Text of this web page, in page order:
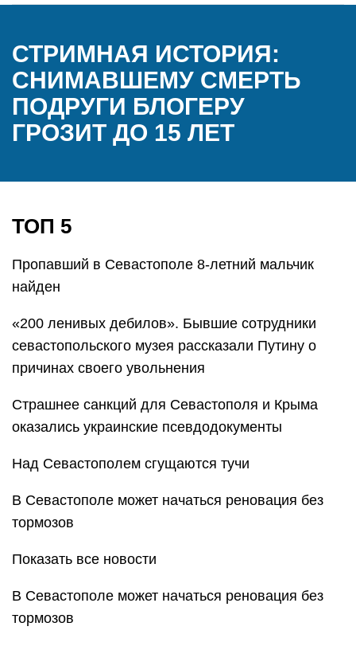
СТРИМНАЯ ИСТОРИЯ:
СНИМАВШЕМУ СМЕРТЬ
ПОДРУГИ БЛОГЕРУ
ГРОЗИТ ДО 15 ЛЕТ
ТОП 5
Пропавший в Севастополе 8-летний мальчик
найден
«200 ленивых дебилов». Бывшие сотрудники
севастопольского музея рассказали Путину о
причинах своего увольнения
Страшнее санкций для Севастополя и Крыма
оказались украинские псевдодокументы
Над Севастополем сгущаются тучи
В Севастополе может начаться реновация без
тормозов
Показать все новости
В Севастополе может начаться реновация без
тормозов